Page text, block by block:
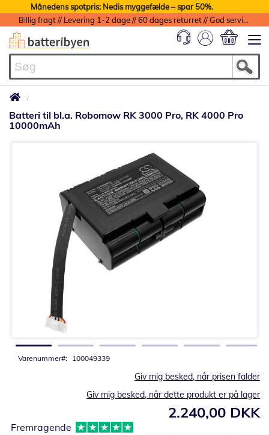
Månedens spotpris: Nedis myggefælde – spar 50%.
Billig fragt // Levering 1-2 dage // 60 dages returret // God service med garanti
Batteri til bl.a. Robomow RK 3000 Pro, RK 4000 Pro
10000mAh
Varenummer 100049339
2.240,00 DKK
Giv mig besked, når prisen falder
Giv mig besked, når dette produkt er på lager
Fremragende
billedgalleriet